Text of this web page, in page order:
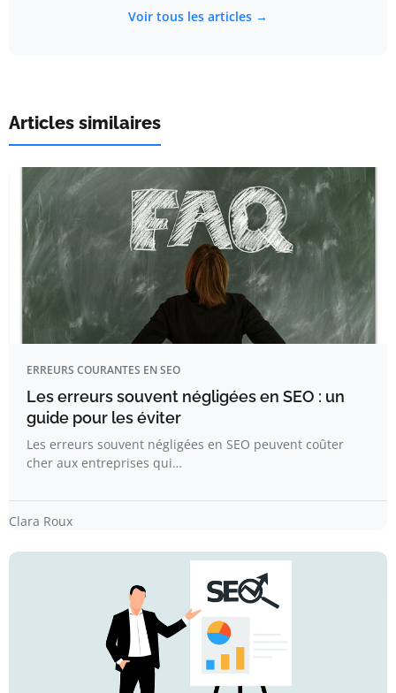
Voir tous les articles →
Articles similaires
ERREURS COURANTES EN SEO
Les erreurs souvent négligées en SEO : un
guide pour les éviter
Les erreurs souvent négligées en SEO peuvent coûter
cher aux entreprises qui…
Clara Roux